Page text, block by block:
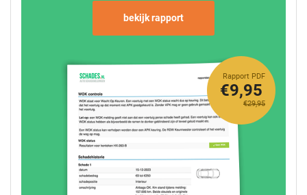
bekijk rapport
Rapport PDF
€29,95
€9,95